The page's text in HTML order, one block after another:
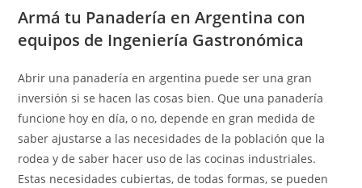
Armá tu Panadería en Argentina con
equipos de Ingeniería Gastronómica
Abrir una panadería en argentina puede ser una gran
inversión si se hacen las cosas bien. Que una panadería
funcione hoy en día, o no, depende en gran medida de
saber ajustarse a las necesidades de la población que la
rodea y de saber hacer uso de las cocinas industriales.
Estas necesidades cubiertas, de todas formas, se pueden